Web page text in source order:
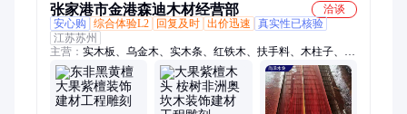
张家港市金港森迪木材经营部
洽谈
安心购
综合体验L2 回复及时 出价迅速
真实性已核验
江苏苏州
主营： 实木板、乌金木、实木条、红铁木、扶手料、木柱子、花
梨木、白酸枝、阔变豆、香樟木、防寒条、烘干板、桥梁板、枕
木松、多层板、黑酸枝、家具材、红檀香、红玫瑰、牛花梨、海
棠木、木跳板、重蚁木、餐桌椅、核桃木